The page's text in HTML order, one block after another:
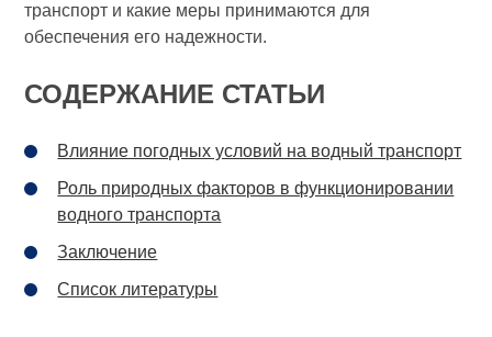
транспорт и какие меры принимаются для
обеспечения его надежности.
СОДЕРЖАНИЕ СТАТЬИ
Влияние погодных условий на водный транспорт
Роль природных факторов в функционировании
водного транспорта
Заключение
Список литературы